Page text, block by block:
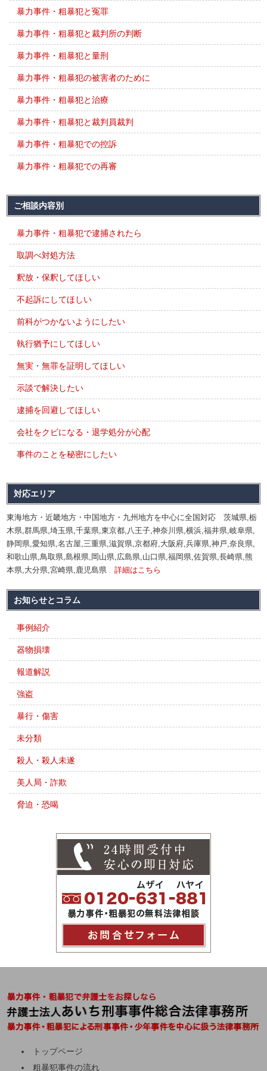
暴力事件・粗暴犯と冤罪
暴力事件・粗暴犯と裁判所の判断
暴力事件・粗暴犯と量刑
暴力事件・粗暴犯の被害者のために
暴力事件・粗暴犯と治療
暴力事件・粗暴犯と裁判員裁判
暴力事件・粗暴犯での控訴
暴力事件・粗暴犯での再審
ご相談内容別
暴力事件・粗暴犯で逮捕されたら
取調べ対処方法
釈放・保釈してほしい
不起訴にしてほしい
前科がつかないようにしたい
執行猶予にしてほしい
無実・無罪を証明してほしい
示談で解決したい
逮捕を回避してほしい
会社をクビになる・退学処分が心配
事件のことを秘密にしたい
対応エリア
東海地方・近畿地方・中国地方・九州地方を中心に全国対応 茨城県,栃
木県,群馬県,埼玉県,千葉県,東京都,八王子,神奈川県,横浜,福井県,岐阜県,
静岡県,愛知県,名古屋,三重県,滋賀県,京都府,大阪府,兵庫県,神戸,奈良県,
和歌山県,鳥取県,島根県,岡山県,広島県,山口県,福岡県,佐賀県,長崎県,熊
本県,大分県,宮崎県,鹿児島県詳細はこちら
お知らせとコラム
事例紹介
器物損壊
報道解説
強盗
暴行・傷害
未分類
殺人・殺人未遂
美人局・詐欺
脅迫・恐喝
トップページ
粗暴犯事件の流れ